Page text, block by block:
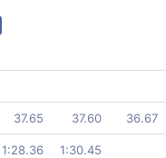
37.65 37.60 36.67
1:28.36 1:30.45